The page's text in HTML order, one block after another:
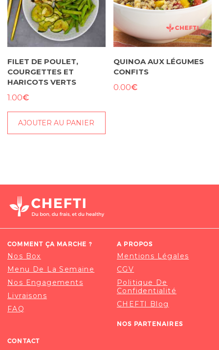
FILET DE POULET,
COURGETTES ET
HARICOTS VERTS
1.00€
AJOUTER AU PANIER
QUINOA AUX LÉGUMES
CONFITS
0.00€
COMMENT ÇA MARCHE ?
Nos Box
Menu De La Semaine
Nos Engagements
Livraisons
FAQ
A PROPOS
Mentions Légales
CGV
Politique De
Confidentialité
CHEFTI Blog
NOS PARTENAIRES
CONTACT